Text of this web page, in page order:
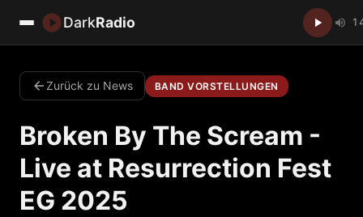
DarkRadio
Zurück zu News BAND VORSTELLUNGEN
Broken By The Scream -
Live at Resurrection Fest
EG 2025